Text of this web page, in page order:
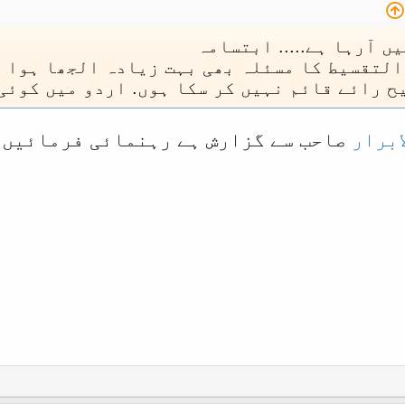
آرہا ہے..... ابتسامہ
کا مسئلہ بھی بہت زیادہ الجھا
رائے قائم نہیں کر سکا ہوں. اردو میں
صاحب سے گزارش ہے رہنمائی